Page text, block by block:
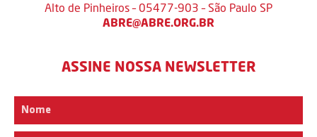
Alto de Pinheiros – 05477-903 – São Paulo SP
ABRE@ABRE.ORG.BR
ASSINE NOSSA NEWSLETTER